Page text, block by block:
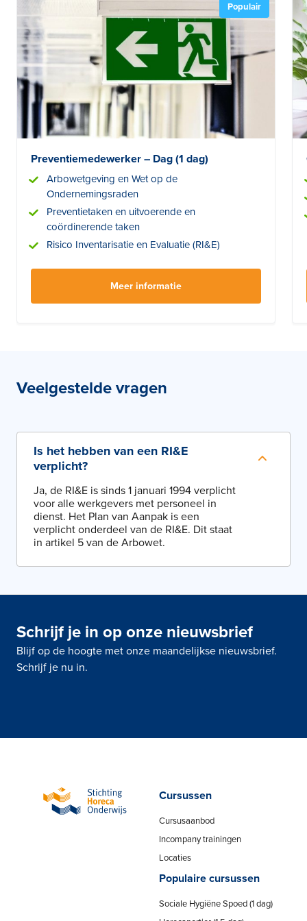
Preventiemedewerker – Dag (1 dag)
Arbowetgeving en Wet op de
Ondernemingsraden
Preventietaken en uitvoerende en
coördinerende taken
Risico Inventarisatie en Evaluatie (RI&E)
Populair
Meer informatie
Veelgestelde vragen
Is het hebben van een RI&E
verplicht?
Ja, de RI&E is sinds 1 januari 1994 verplicht
voor alle werkgevers met personeel in
dienst. Het Plan van Aanpak is een
verplicht onderdeel van de RI&E. Dit staat
in artikel 5 van de Arbowet.
Schrijf je in op onze nieuwsbrief
Blijf op de hoogte met onze maandelijkse nieuwsbrief.
Schrijf je nu in.
Cursussen
Cursusaanbod
Incompany trainingen
Locaties
Populaire cursussen
Sociale Hygiëne Spoed (1 dag)